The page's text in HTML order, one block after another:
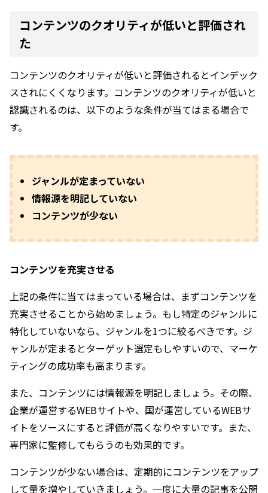
コンテンツのクオリティが低いと評価され
た
コンテンツのクオリティが低いと評価されるとインデック
スされにくくなります。コンテンツのクオリティが低いと
認識されるのは、以下のような条件が当てはまる場合で
す。
ジャンルが定まっていない
情報源を明記していない
コンテンツが少ない
コンテンツを充実させる
上記の条件に当てはまっている場合は、まずコンテンツを
充実させることから始めましょう。もし特定のジャンルに
特化していないなら、ジャンルを1つに絞るべきです。ジ
ャンルが定まるとターゲット選定もしやすいので、マーケ
ティングの成功率も高まります。
また、コンテンツには情報源を明記しましょう。その際、
企業が運営するWEBサイトや、国が運営しているWEBサ
イトをソースにすると評価が高くなりやすいです。また、
専門家に監修してもらうのも効果的です。
コンテンツが少ない場合は、定期的にコンテンツをアップ
して量を増やしていきましょう。一度に大量の記事を公開